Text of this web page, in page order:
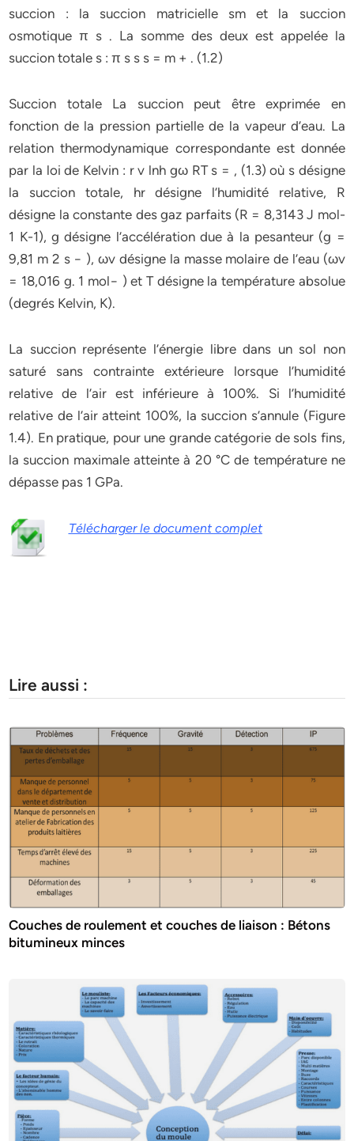
succion : la succion matricielle sm et la succion
osmotique π s . La somme des deux est appelée la
succion totale s : π s s s = m + . (1.2)
Succion totale La succion peut être exprimée en
fonction de la pression partielle de la vapeur d’eau. La
relation thermodynamique correspondante est donnée
par la loi de Kelvin : r v lnh gω RT s = , (1.3) où s désigne
la succion totale, hr désigne l’humidité relative, R
désigne la constante des gaz parfaits (R = 8,3143 J mol-
1 K-1), g désigne l’accélération due à la pesanteur (g =
9,81 m 2 s − ), ωv désigne la masse molaire de l’eau (ωv
= 18,016 g. 1 mol− ) et T désigne la température absolue
(degrés Kelvin, K).
La succion représente l’énergie libre dans un sol non
saturé sans contrainte extérieure lorsque l’humidité
relative de l’air est inférieure à 100%. Si l’humidité
relative de l’air atteint 100%, la succion s’annule (Figure
1.4). En pratique, pour une grande catégorie de sols fins,
la succion maximale atteinte à 20 °C de température ne
dépasse pas 1 GPa.
Télécharger le document complet
Lire aussi :
Couches de roulement et couches de liaison : Bétons
bitumineux minces